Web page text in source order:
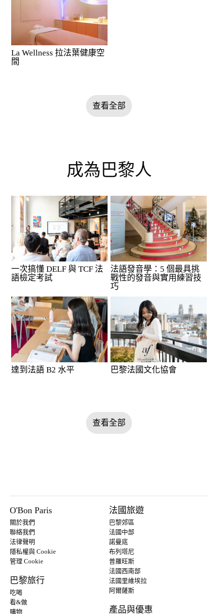
La Wellness 拉法葉健康空
間
查看全部
成為巴黎人
一次搞懂 DELF 與 TCF 法
語檢定考試
法語發音學：5 個最具挑
戰性的發音與實用練習技
巧
達到法語 B2 水平 巴黎法國文化協會
查看全部
O'Bon Paris
關於我們
聯絡我們
法律聲明
隱私權與 Cookie
管理 Cookie
巴黎旅行
吃喝
看&做
購物
法國旅遊
巴黎郊區
法國中部
諾曼底
布列塔尼
普羅旺斯
法國西南部
法國里維埃拉
阿爾薩斯
產品與優惠